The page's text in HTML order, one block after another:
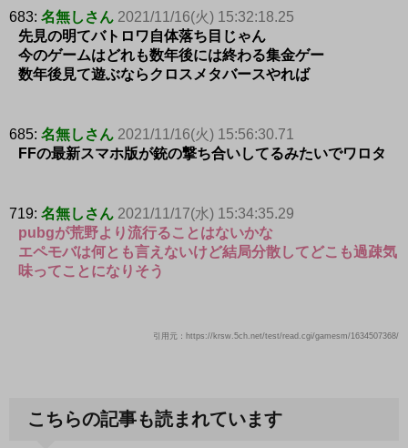
683: 名無しさん 2021/11/16(火) 15:32:18.25
先見の明てバトロワ自体落ち目じゃん
今のゲームはどれも数年後には終わる集金ゲー
数年後見て遊ぶならクロスメタバースやれば
685: 名無しさん 2021/11/16(火) 15:56:30.71
FFの最新スマホ版が銃の撃ち合いしてるみたいでワロタ
719: 名無しさん 2021/11/17(水) 15:34:35.29
pubgが荒野より流行ることはないかな
エペモバは何とも言えないけど結局分散してどこも過疎気
味ってことになりそう
引用元：https://krsw.5ch.net/test/read.cgi/gamesm/1634507368/
こちらの記事も読まれています